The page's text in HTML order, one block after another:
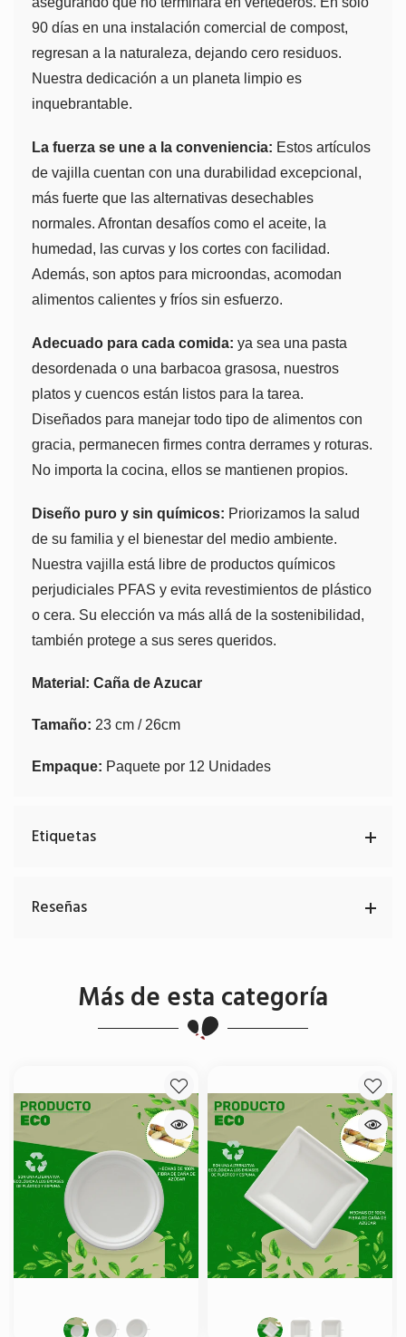
90 días en una instalación comercial de compost,
regresan a la naturaleza, dejando cero residuos.
Nuestra dedicación a un planeta limpio es
inquebrantable.
La fuerza se une a la conveniencia: Estos artículos
de vajilla cuentan con una durabilidad excepcional,
más fuerte que las alternativas desechables
normales. Afrontan desafíos como el aceite, la
humedad, las curvas y los cortes con facilidad.
Además, son aptos para microondas, acomodan
alimentos calientes y fríos sin esfuerzo.
Adecuado para cada comida: ya sea una pasta
desordenada o una barbacoa grasosa, nuestros
platos y cuencos están listos para la tarea.
Diseñados para manejar todo tipo de alimentos con
gracia, permanecen firmes contra derrames y roturas.
No importa la cocina, ellos se mantienen propios.
Diseño puro y sin químicos: Priorizamos la salud
de su familia y el bienestar del medio ambiente.
Nuestra vajilla está libre de productos químicos
perjudiciales PFAS y evita revestimientos de plástico
o cera. Su elección va más allá de la sostenibilidad,
también protege a sus seres queridos.
Material: Caña de Azucar
Tamaño: 23 cm / 26cm
Empaque: Paquete por 12 Unidades
Etiquetas
Reseñas
Más de esta categoría